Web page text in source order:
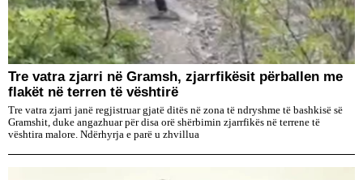
Tre vatra zjarri në Gramsh, zjarrfikësit përballen me
flakët në terren të vështirë
Tre vatra zjarri janë regjistruar gjatë ditës në zona të ndryshme të bashkisë së
Gramshit, duke angazhuar për disa orë shërbimin zjarrfikës në terrene të
vështira malore. Ndërhyrja e parë u zhvillua